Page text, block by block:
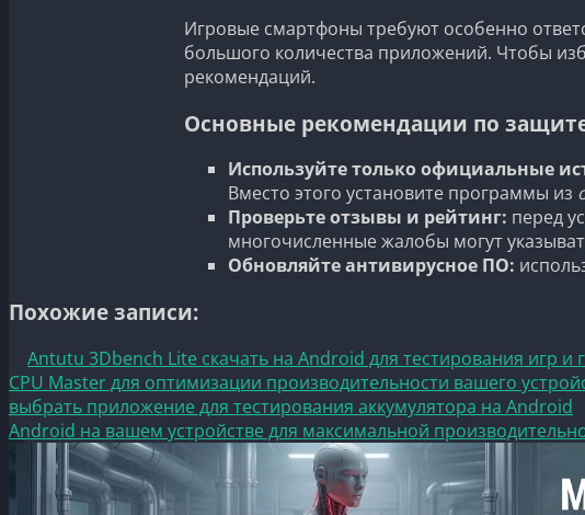
Игровые смартфоны требуют особенно
большого количества приложений. Чтобы
рекомендаций.
Основные рекомендации по
Используйте только официальные
Вместо этого установите программы из
Проверьте отзывы и рейтинг: перед
многочисленные жалобы могут
Обновляйте антивирусное ПО:
Похожие записи:
Antutu 3Dbench Lite скачать на Android для тестирования игр и
CPU Master для оптимизации производительности вашего
выбрать приложение для тестирования аккумулятора на Android
Android на вашем устройстве для максимальной